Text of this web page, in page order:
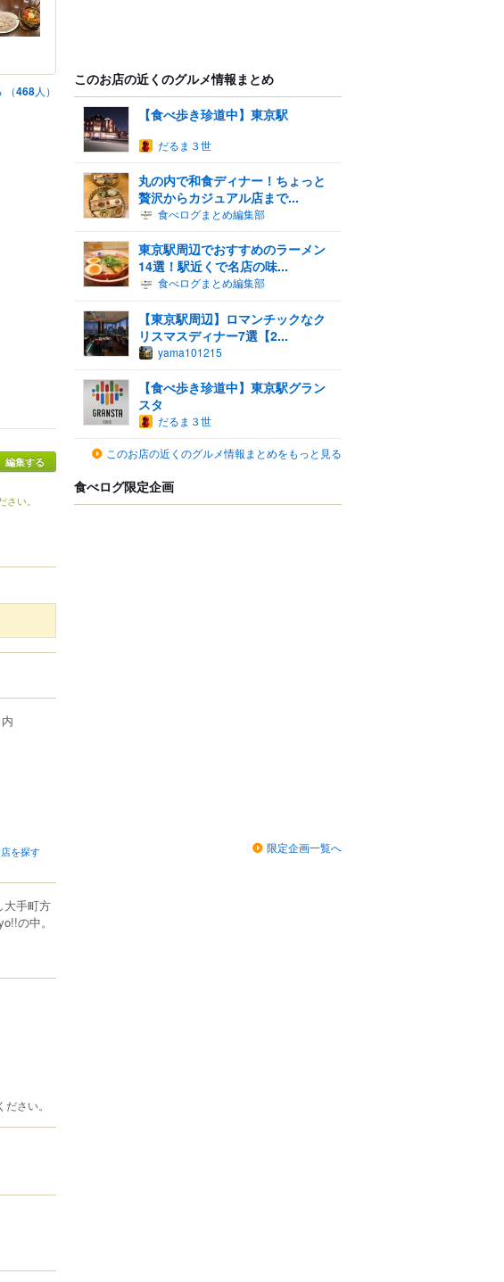
（468人）
編集する
い。
を探す
大手町方
の中。
さい。
このお店の近くのグルメ情報まとめ
【食べ歩き珍道中】東京駅
だるま３世
丸の内で和食ディナー！ちょっと
贅沢からカジュアル店まで...
食べログまとめ編集部
東京駅周辺でおすすめのラーメン
14選！駅近くで名店の味...
食べログまとめ編集部
【東京駅周辺】ロマンチックなク
リスマスディナー7選【2...
yama101215
【食べ歩き珍道中】東京駅グラン
スタ
だるま３世
このお店の近くのグルメ情報まとめをもっと見る
食べログ限定企画
限定企画一覧へ